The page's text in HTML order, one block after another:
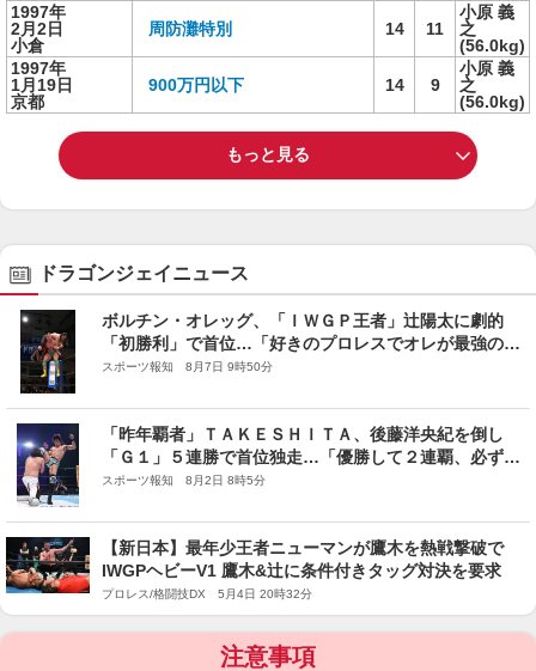
1997年
2月2日
小倉
周防灘特別 14 11
小原 義
之
(56.0kg)
1997年
1月19日
京都
900万円以下 14 9
小原 義
之
(56.0kg)
もっと見る
ドラゴンジェイニュース
ボルチン・オレッグ、「ＩＷＧＰ王者」辻陽太に劇的
「初勝利」で首位…「好きのプロレスでオレが最強の選
手になりたいから！」…８・６後楽園全成績
スポーツ報知 8月7日 9時50分
「昨年覇者」ＴＡＫＥＳＨＩＴＡ、後藤洋央紀を倒し
「Ｇ１」５連勝で首位独走…「優勝して２連覇、必ず新
しい景色見せます！」…８・１広島全成績
スポーツ報知 8月2日 8時5分
【新日本】最年少王者ニューマンが鷹木を熱戦撃破で
IWGPヘビーV1 鷹木&辻に条件付きタッグ対決を要求
プロレス/格闘技DX 5月4日 20時32分
注意事項